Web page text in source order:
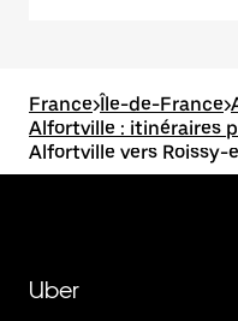
France>Île-de-France>
Alfortville : itinéraires
Alfortville vers Roissy-
Uber